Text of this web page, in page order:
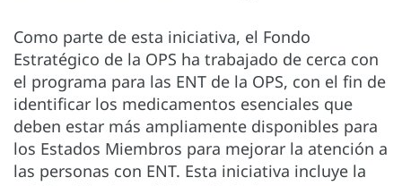
Como parte de esta iniciativa, el Fondo
Estratégico de la OPS ha trabajado de cerca con
el programa para las ENT de la OPS, con el fin de
identificar los medicamentos esenciales que
deben estar más ampliamente disponibles para
los Estados Miembros para mejorar la atención a
las personas con ENT. Esta iniciativa incluye la